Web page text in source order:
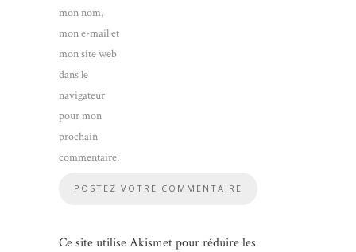
mon nom,
mon e-mail et
mon site web
dans le
navigateur
pour mon
prochain
commentaire.
Ce site utilise Akismet pour réduire les